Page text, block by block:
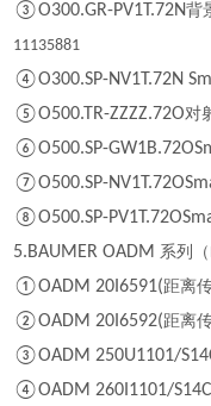
③O300.GR-PV1T.72N背
11135881
④O300.SP-NV1T.72N
⑤O500.TR-ZZZZ.72O对
⑥O500.SP-
⑦O500.SP-
⑧O500.SP-
5.BAUMER OADM 系列（
①OADM 20I6591(距离
②OADM 20I6592(距离
③OADM 250U1101/
④OADM 260I1101/